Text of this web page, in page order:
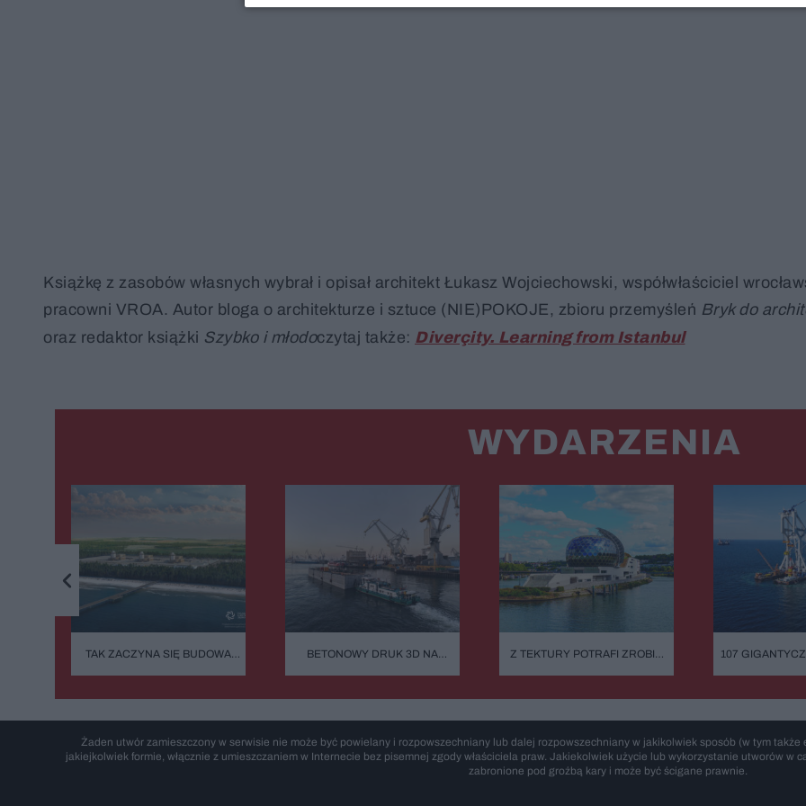
Książkę z zasobów własnych wybrał i opisał architekt Łukasz Wojciechowski, współwłaściciel
pracowni VROA. Autor bloga o architekturze i sztuce (NIE)POKOJE, zbioru przemyśleń Bryk do
oraz redaktor książki Szybko i młodoczytaj także: Diverçity. Learning from Istanbul
WYDARZENIA
TAK ZACZYNA SIĘ BUDOWA
POLSKIEGO ATOMU
BETONOWY DRUK 3D NA
Z TEKTURY POTRAFI ZROBIĆ
ARCHITEKT SUPERSTAR
ROZCZAROWANY MOIM
ZAWODEM"
107
Żaden utwór zamieszczony w serwisie nie może być powielany i rozpowszechniany lub dalej rozpowszechniany w jakikolwiek sposób (w tym
jakiejkolwiek formie, włącznie z umieszczaniem w Internecie bez pisemnej zgody właściciela praw. Jakiekolwiek użycie lub wykorzystanie utworów w
zabronione pod groźbą kary i może być ścigane prawnie.